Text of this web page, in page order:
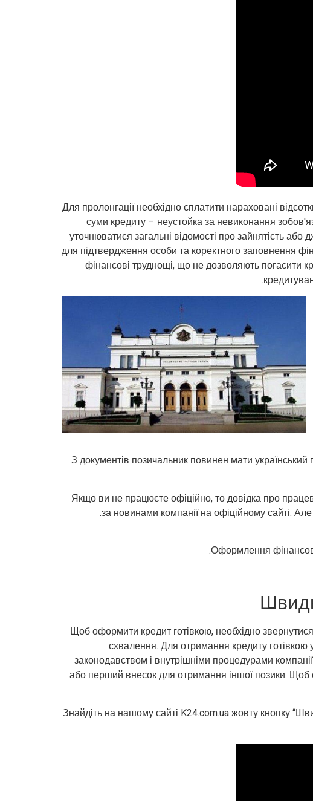
Для пролонгації необхідно сплатити нараховані
суми кредиту – неустойка за невиконання
уточнюватися загальні відомості про зайнятість або
для підтвердження особи та коректного заповнення
фінансові труднощі, що не дозволяють погасити
З документів позичальник повинен мати
Якщо ви не працюєте офіційно, то довідка про
за новинами компанії на офіційному сайті.
Оформлення
Щоб оформити кредит готівкою, необхідно звернутися
схвалення. Для отримання кредиту готівкою
законодавством і внутрішніми процедурами
або перший внесок для отримання іншої позики. Щоб
Знайдіть на нашому сайті K24.com.ua жовту кнопку